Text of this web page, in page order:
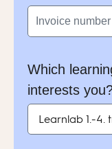
Which
interests